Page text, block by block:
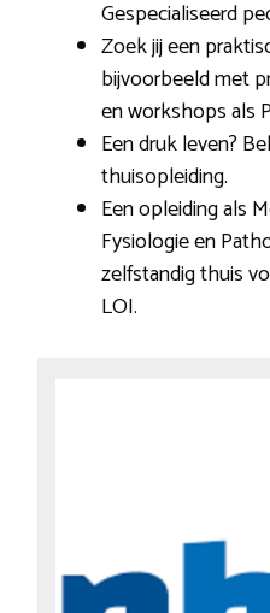
Gespecialiseerd
Zoek jij een
bijvoorbeeld met
en workshops als
Een druk leven?
thuisopleiding.
Een opleiding als
Fysiologie en
zelfstandig thuis
LOI.